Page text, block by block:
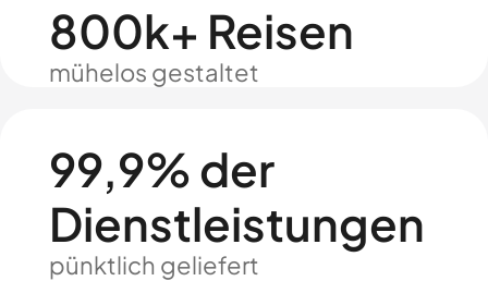
800k+ Reisen
mühelos gestaltet
99,9% der
Dienstleistungen
pünktlich geliefert